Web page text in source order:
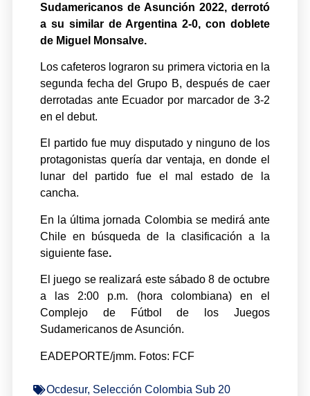
Sudamericanos de Asunción 2022, derrotó
a su similar de Argentina 2-0, con doblete
de Miguel Monsalve.
Los cafeteros lograron su primera victoria en la
segunda fecha del Grupo B, después de caer
derrotadas ante Ecuador por marcador de 3-2
en el debut.
El partido fue muy disputado y ninguno de los
protagonistas quería dar ventaja, en donde el
lunar del partido fue el mal estado de la
cancha.
En la última jornada Colombia se medirá ante
Chile en búsqueda de la clasificación a la
siguiente fase.
El juego se realizará este sábado 8 de octubre
a las 2:00 p.m. (hora colombiana) en el
Complejo de Fútbol de los Juegos
Sudamericanos de Asunción.
EADEPORTE/jmm. Fotos: FCF
Ocdesur, Selección Colombia Sub 20